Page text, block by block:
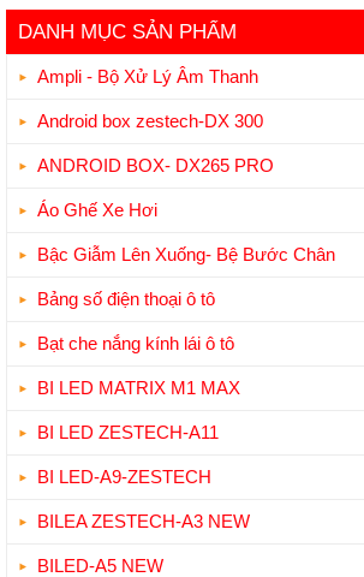
DANH MỤC SẢN PHẨM
Ampli - Bộ Xử Lý Âm Thanh
Android box zestech-DX 300
ANDROID BOX- DX265 PRO
Áo Ghế Xe Hơi
Bậc Giẫm Lên Xuống- Bệ Bước Chân
Bảng số điện thoại ô tô
Bạt che nắng kính lái ô tô
BI LED MATRIX M1 MAX
BI LED ZESTECH-A11
BI LED-A9-ZESTECH
BILEA ZESTECH-A3 NEW
BILED-A5 NEW